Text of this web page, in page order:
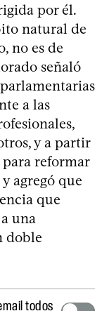
por él.
natural de
no es de
señaló
a las
y a partir
reformar
agregó que
que
una
doble
todos